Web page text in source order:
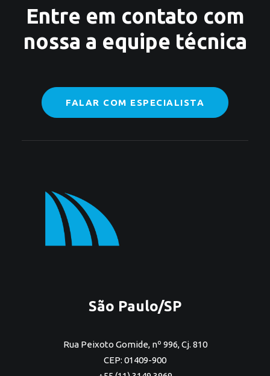
Entre em contato com
nossa a equipe técnica
FALAR COM ESPECIALISTA
São Paulo/SP
Rua Peixoto Gomide, nº 996, Cj. 810
CEP: 01409-900